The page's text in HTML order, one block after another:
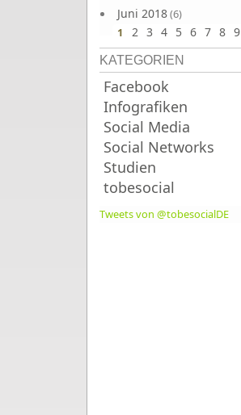
Juni 2018(6)
1 2 3 4 5 6 7 8 9
KATEGORIEN
Facebook
Infografiken
Social Media
Social Networks
Studien
tobesocial
Tweets von @tobesocialDE